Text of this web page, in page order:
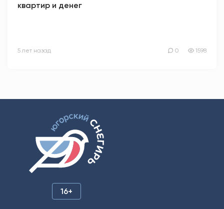
квартир и денег
5 лет назад 0 1598
16+